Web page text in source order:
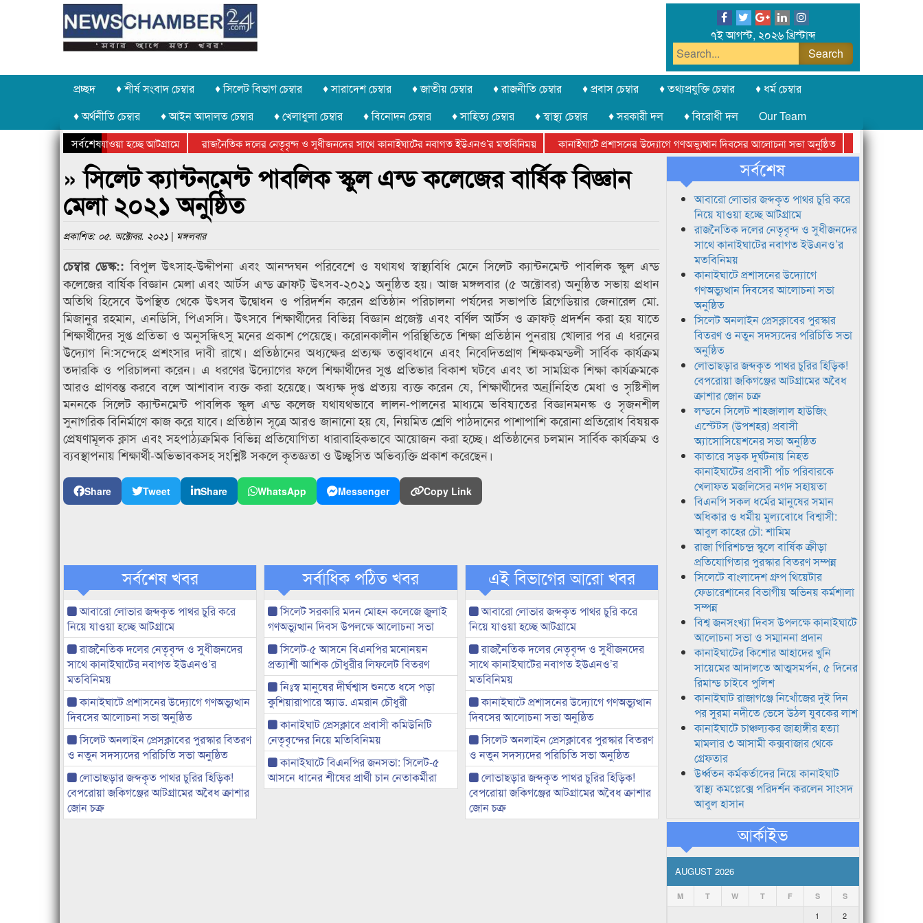
৭ই আগস্ট, ২০২৬ খ্রিস্টাব্দ
প্রচ্ছদ ♦ শীর্ষ সংবাদ চেম্বার ♦ সিলেট বিভাগ চেম্বার ♦ সারাদেশ চেম্বার ♦ জাতীয় চেম্বার ♦ রাজনীতি চেম্বার ♦ প্রবাস চেম্বার ♦ তথ্যপ্রযুক্তি চেম্বার
♦ ধর্ম চেম্বার
♦ অর্থনীতি চেম্বার
♦ আইন আদালত চেম্বার ♦ খেলাধুলা চেম্বার ♦ বিনোদন চেম্বার ♦ সাহিত্য চেম্বার ♦ স্বাস্থ্য চেম্বার ♦ সরকারী দল ♦ বিরোধী দল
Our Team
সর্বশেষ
চুরি করে নিয়ে যাওয়া হচ্ছে আটগ্রামে রাজনৈতিক দলের নেতৃবৃন্দ ও সুধীজনদের সাথে কানাইঘাটের নবাগত ইউএনও’র মতবিনিময় কানাইঘাটে প্রশাসনের উদ্যোগে গণঅভ্যুত্থান দিবসের আলোচনা সভা অনুষ্ঠিত
সিলেট অনলাইন
ক্রীড়া প্রতিযোগিতার পুরস্কার বিতরণ সম্পন্ন
সিলেটে বাংলাদেশ গ্রুপ থিয়েটার ফেডারেশানের বিভাগীয় অভিনয় কর্মশালা সম্পন্ন
» সিলেট ক্যান্টনমেন্ট পাবলিক স্কুল এন্ড কলেজের বার্ষিক বিজ্ঞান
মেলা ২০২১ অনুষ্ঠিত
প্রকাশিত: ০৫. অক্টোবর. ২০২১ | মঙ্গলবার
চেম্বার ডেস্ক::বিপুল উৎসাহ-উদ্দীপনা এবং আনন্দঘন পরিবেশে ও যথাযথ স্বাস্থ্যবিধি মেনে সিলেট ক্যান্টনমেন্ট পাবলিক স্কুল এন্ড
কলেজের বার্ষিক বিজ্ঞান মেলা এবং আর্টস এন্ড ক্রাফট্ উৎসব-২০২১ অনুষ্ঠিত হয়। আজ মঙ্গলবার (৫ অক্টোবর) অনুষ্ঠিত সভায় প্রধান
অতিথি হিসেবে উপস্থিত থেকে উৎসব উদ্বোধন ও পরিদর্শন করেন প্রতিষ্ঠান পরিচালনা পর্ষদের সভাপতি ব্রিগেডিয়ার জেনারেল মো.
মিজানুর রহমান, এনডিসি, পিএসসি। উৎসবে শিক্ষার্থীদের বিভিন্ন বিজ্ঞান প্রজেক্ট এবং বর্ণিল আর্টস ও ক্রাফট্ প্রদর্শন করা হয় যাতে
শিক্ষার্থীদের সুপ্ত প্রতিভা ও অনুসন্ধিৎসু মনের প্রকাশ পেয়েছে। করোনকালীন পরিস্থিতিতে শিক্ষা প্রতিষ্ঠান পুনরায় খোলার পর এ ধরনের
উদ্যোগ নি:সন্দেহে প্রশংসার দাবী রাখে। প্রতিষ্ঠানের অধ্যক্ষের প্রত্যক্ষ তত্ত্বাবধানে এবং নিবেদিতপ্রাণ শিক্ষকমন্ডলী সার্বিক কার্যক্রম
তদারকি ও পরিচালনা করেন। এ ধরণের উদ্যোগের ফলে শিক্ষার্থীদের সুপ্ত প্রতিভার বিকাশ ঘটবে এবং তা সামগ্রিক শিক্ষা কার্যক্রমকে
আরও প্রাণবন্ত করবে বলে আশাবাদ ব্যক্ত করা হয়েছে। অধ্যক্ষ দৃপ্ত প্রত্যয় ব্যক্ত করেন যে, শিক্ষার্থীদের অন্র্Íনিহিত মেধা ও সৃষ্টিশীল
মননকে সিলেট ক্যান্টনমেন্ট পাবলিক স্কুল এন্ড কলেজ যথাযথভাবে লালন-পালনের মাধ্যমে ভবিষ্যতের বিজ্ঞানমনস্ক ও সৃজনশীল
সুনাগরিক বিনির্মাণে কাজ করে যাবে। প্রতিষ্ঠান সূত্রে আরও জানানো হয় যে, নিয়মিত শ্রেণি পাঠদানের পাশাপাশি করোনা প্রতিরোধ বিষয়ক
প্রেষণামূলক ক্লাস এবং সহপাঠ্যক্রমিক বিভিন্ন প্রতিযোগিতা ধারাবাহিকভাবে আয়োজন করা হচ্ছে। প্রতিষ্ঠানের চলমান সার্বিক কার্যক্রম ও
ব্যবস্থাপনায় শিক্ষার্থী-অভিভাবকসহ সংশ্লিষ্ট সকলে কৃতজ্ঞতা ও উচ্ছ্বসিত অভিব্যক্তি প্রকাশ করেছেন।
Share Tweet Share WhatsApp Messenger Copy Link
সর্বশেষ খবর
আবারো লোভার জব্দকৃত পাথর চুরি করে
নিয়ে যাওয়া হচ্ছে আটগ্রামে
রাজনৈতিক দলের নেতৃবৃন্দ ও সুধীজনদের
সাথে কানাইঘাটের নবাগত ইউএনও’র
মতবিনিময়
কানাইঘাটে প্রশাসনের উদ্যোগে গণঅভ্যুত্থান
দিবসের আলোচনা সভা অনুষ্ঠিত
সিলেট অনলাইন প্রেসক্লাবের পুরস্কার বিতরণ
ও নতুন সদস্যদের পরিচিতি সভা অনুষ্ঠিত
লোভাছড়ার জব্দকৃত পাথর চুরির হিড়িক!
বেপরোয়া জকিগঞ্জের আটগ্রামের অবৈধ ক্রাশার
জোন চক্র
সর্বাধিক পঠিত খবর
সিলেট সরকারি মদন মোহন কলেজে জুলাই
গণঅভ্যুত্থান দিবস উপলক্ষে আলোচনা সভা
সিলেট-৫ আসনে বিএনপির মনোনয়ন
প্রত্যাশী আশিক চৌধুরীর লিফলেট বিতরণ
নিঃস্ব মানুষের দীর্ঘশ্বাস শুনতে ধসে পড়া
কুশিয়ারাপারে অ্যাড. এমরান চৌধুরী
কানাইঘাট প্রেসক্লাবে প্রবাসী কমিউনিটি
নেতৃবৃন্দের নিয়ে মতিবিনিময়
কানাইঘাটে বিএনপির জনসভা: সিলেট-৫
আসনে ধানের শীষের প্রার্থী চান নেতাকর্মীরা
এই বিভাগের আরো খবর
আবারো লোভার জব্দকৃত পাথর চুরি করে
নিয়ে যাওয়া হচ্ছে আটগ্রামে
রাজনৈতিক দলের নেতৃবৃন্দ ও সুধীজনদের
সাথে কানাইঘাটের নবাগত ইউএনও’র
মতবিনিময়
কানাইঘাটে প্রশাসনের উদ্যোগে গণঅভ্যুত্থান
দিবসের আলোচনা সভা অনুষ্ঠিত
সিলেট অনলাইন প্রেসক্লাবের পুরস্কার বিতরণ
ও নতুন সদস্যদের পরিচিতি সভা অনুষ্ঠিত
লোভাছড়ার জব্দকৃত পাথর চুরির হিড়িক!
বেপরোয়া জকিগঞ্জের আটগ্রামের অবৈধ ক্রাশার
জোন চক্র
সর্বশেষ
আবারো লোভার জব্দকৃত পাথর চুরি করে
নিয়ে যাওয়া হচ্ছে আটগ্রামে
রাজনৈতিক দলের নেতৃবৃন্দ ও সুধীজনদের
সাথে কানাইঘাটের নবাগত ইউএনও’র
মতবিনিময়
কানাইঘাটে প্রশাসনের উদ্যোগে
গণঅভ্যুত্থান দিবসের আলোচনা সভা
অনুষ্ঠিত
সিলেট অনলাইন প্রেসক্লাবের পুরস্কার
বিতরণ ও নতুন সদস্যদের পরিচিতি সভা
অনুষ্ঠিত
লোভাছড়ার জব্দকৃত পাথর চুরির হিড়িক!
বেপরোয়া জকিগঞ্জের আটগ্রামের অবৈধ
ক্রাশার জোন চক্র
লন্ডনে সিলেট শাহজালাল হাউজিং
এস্টেটস (উপশহর) প্রবাসী
অ্যাসোসিয়েশনের সভা অনুষ্ঠিত
কাতারে সড়ক দুর্ঘটনায় নিহত
কানাইঘাটের প্রবাসী পাঁচ পরিবারকে
খেলাফত মজলিসের নগদ সহায়তা
বিএনপি সকল ধর্মের মানুষের সমান
অধিকার ও ধর্মীয় মুল্যবোধে বিশ্বাসী:
আবুল কাহের চৌ: শামিম
রাজা গিরিশচন্দ্র স্কুলে বার্ষিক ক্রীড়া
প্রতিযোগিতার পুরস্কার বিতরণ সম্পন্ন
সিলেটে বাংলাদেশ গ্রুপ থিয়েটার
ফেডারেশানের বিভাগীয় অভিনয় কর্মশালা
সম্পন্ন
বিশ্ব জনসংখ্যা দিবস উপলক্ষে কানাইঘাটে
আলোচনা সভা ও সম্মাননা প্রদান
কানাইঘাটের কিশোর আহাদের খুনি
সায়েমের আদালতে আত্মসমর্পন, ৫ দিনের
রিমান্ড চাইবে পুলিশ
কানাইঘাট রাজাগঞ্জে নিখোঁজের দুই দিন
পর সুরমা নদীতে ভেসে উঠল যুবকের লাশ
কানাইঘাটে চাঞ্চল্যকর জাহাঙ্গীর হত্যা
মামলার ৩ আসামী কক্সবাজার থেকে
গ্রেফতার
উর্ধ্বতন কর্মকর্তাদের নিয়ে কানাইঘাট
স্বাস্থ্য কমপ্লেক্সে পরিদর্শন করলেন সাংসদ
আবুল হাসান
আর্কাইভ
AUGUST 2026
M T W T F S S
1
2